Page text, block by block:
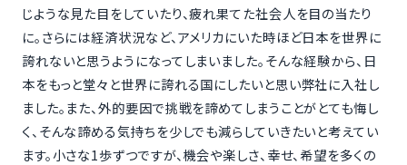
じような見た目をしていたり、疲れ果てた社会人を目の当たり
に。さらには経済状況など、アメリカにいた時ほど日本を世界に
誇れないと思うようになってしまいました。そんな経験から、日
本をもっと堂々と世界に誇れる国にしたいと思い弊社に入社し
ました。また、外的要因で挑戦を諦めてしまうことがとても悔し
く、そんな諦める気持ちを少しでも減らしていきたいと考えてい
ます。小さな1歩ずつですが、機会や楽しさ、幸せ、希望を多くの